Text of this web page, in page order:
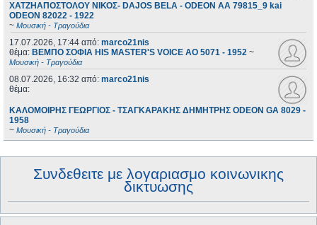
ΧΑΤΖΗΑΠΟΣΤΟΛΟΥ ΝΙΚΟΣ- DAJOS BELA - ODEON AA 79815_9 kai
ODEON 82022 - 1922
~ Μουσική - Τραγούδια
17.07.2026, 17:44 από: marco21nis
θέμα: ΒΕΜΠΟ ΣΟΦΙΑ HIS MASTER'S VOICE AO 5071 - 1952 ~
Μουσική - Τραγούδια
08.07.2026, 16:32 από: marco21nis
θέμα:
ΚΑΛΟΜΟΙΡΗΣ ΓΕΩΡΓΙΟΣ - ΤΣΑΓΚΑΡΑΚΗΣ ΔΗΜΗΤΡΗΣ ODEON GA 8029 -
1958
~ Μουσική - Τραγούδια
Συνδεθειτε με λογαριασμο κοινωνικης
δικτυωσης